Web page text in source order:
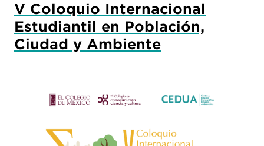
V Coloquio Internacional
Estudiantil en Población,
Ciudad y Ambiente